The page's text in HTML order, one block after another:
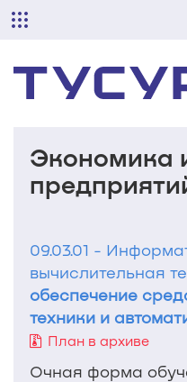
Экономика
09.03.01 -
вычислительная
обеспечение
техники и
План в архиве
Очная форма